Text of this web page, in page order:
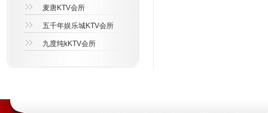
麦唐KTV会所
五千年娱乐城KTV会所
九度纯kKTV会所